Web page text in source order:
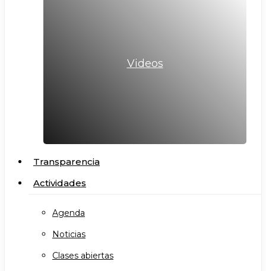
Videos
Transparencia
Actividades
Agenda
Noticias
Clases abiertas